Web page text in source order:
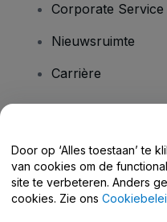
Corporate Service
Nieuwsruimte
Carrière
Helpcentrum /
Door op ‘Alles toestaan’ te
van cookies om de
site te verbeteren. Anders
cookies. Zie ons